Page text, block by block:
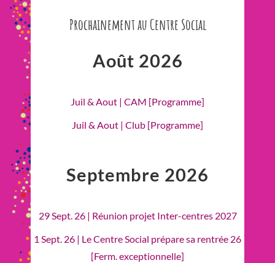
Prochainement au Centre Social
Août 2026
Juil & Aout | CAM [Programme]
Juil & Aout | Club [Programme]
Septembre 2026
29 Sept. 26 | Réunion projet Inter-centres 2027
1 Sept. 26 | Le Centre Social prépare sa rentrée 26
[Ferm. exceptionnelle]